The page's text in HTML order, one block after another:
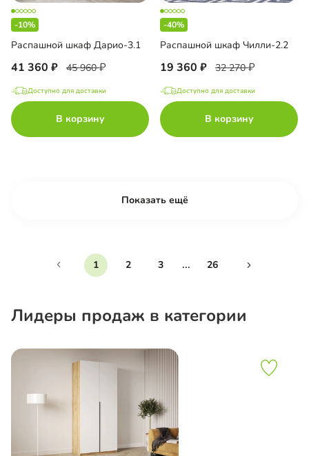
-10%
Распашной шкаф Дарио-3.1
41 360 45 960
Доступно для доставки
В корзину
-40%
Распашной шкаф Чилли-2.2
19 360 32 270
Доступно для доставки
В корзину
Показать ещё
1 2 3 ... 26
Лидеры продаж в категории